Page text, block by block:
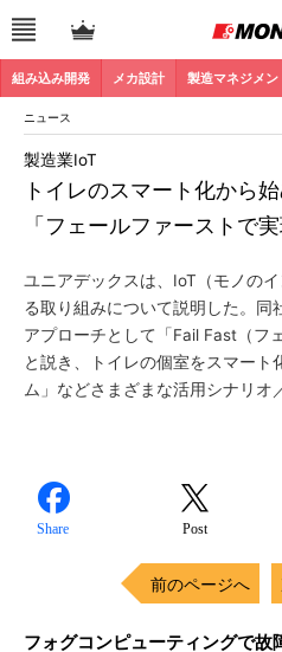
組み込み開発 メカ設計 製造マネジメン
ニュース
トイレのスマート化から
「フェールファーストで実
製造業IoT
ユニアデックスは、IoT（モノの
る取り組みについて説明した。同
アプローチとして「Fail Fast（フ
と説き、トイレの個室をスマート
ム」などさまざまな活用シナリオ
Share Post
前のページへ
フォグコンピューティングで故